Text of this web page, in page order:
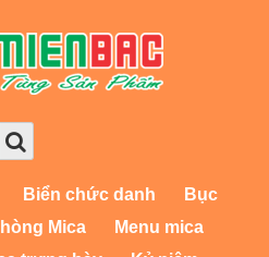
Biển chức danh
Bục
Mica
Menu mica